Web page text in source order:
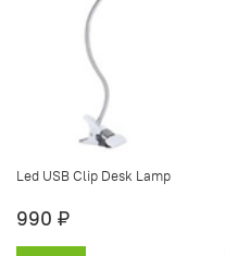
Led USB Clip Desk Lamp
990 ₽